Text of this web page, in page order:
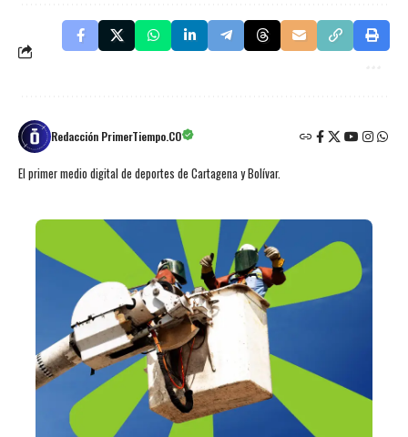
Redacción PrimerTiempo.CO
El primer medio digital de deportes de Cartagena y Bolívar.